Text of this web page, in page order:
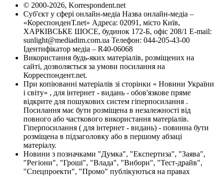
© 2000-2026, Korrespondent.net
Суб'єкт у сфері онлайн-медіа Назва онлайн-медіа –
«КореспонденТ.net» Адреса: 02091, місто Київ,
ХАРКІВСЬКЕ ШОСЕ, будинок 172-Б, офіс 208/1 E-mail:
sunlight@mediadim.com.ua Телефон: 044-205-43-00
Ідентифікатор медіа – R40-06068
Використання будь-яких матеріалів, розміщених на
сайті, дозволяється за умови посилання на
Корреспондент.net.
При копіюванні матеріалів зі сторінки « Новини України
і світу» , для інтернет - видань - обов'язкове пряме
відкрите для пошукових систем гіперпосилання .
Посилання має бути розміщена в незалежності від
повного або часткового використання матеріалів.
Гіперпосилання ( для інтернет - видань) - повинна бути
розміщена в підзаголовку або в першому абзаці
матеріалу.
Новини з позначками "Думка", "Експертиза", "Заява",
"Регіони", "Гроші", "Влада", "Вибори", "Тест-драйв",
"Спецпроекти", "Промо" публікуються на правах